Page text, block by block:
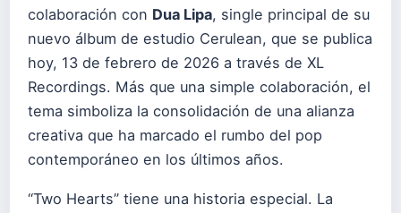
colaboración con Dua Lipa, single principal de su
nuevo álbum de estudio Cerulean, que se publica
hoy, 13 de febrero de 2026 a través de XL
Recordings. Más que una simple colaboración, el
tema simboliza la consolidación de una alianza
creativa que ha marcado el rumbo del pop
contemporáneo en los últimos años.
“Two Hearts” tiene una historia especial. La